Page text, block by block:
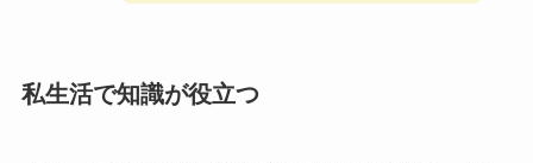
私生活で知識が役立つ